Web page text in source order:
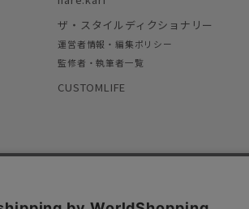
ザ・スタイルディクショナリー
運営者情報・編集ポリシー
監修者・執筆者一覧
CUSTOMLIFE